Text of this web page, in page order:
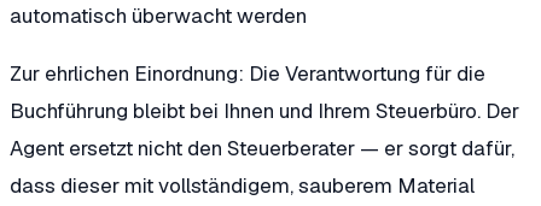
automatisch überwacht werden
Zur ehrlichen Einordnung: Die Verantwortung für die
Buchführung bleibt bei Ihnen und Ihrem Steuerbüro. Der
Agent ersetzt nicht den Steuerberater — er sorgt dafür,
dass dieser mit vollständigem, sauberem Material